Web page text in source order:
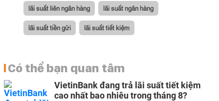
lãi suất liên ngân hàng lãi suất ngân hàng
lãi suất tiền gửi lãi suất tiết kiệm
Có thể bạn quan tâm
VietinBank đang trả lãi suất tiết kiệm
cao nhất bao nhiêu trong tháng 8?